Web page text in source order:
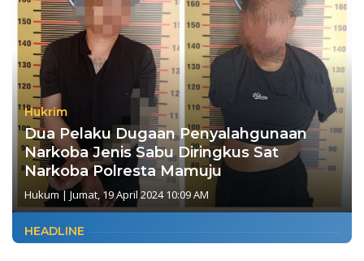
Hukrim
Dua Pelaku Dugaan Penyalahgunaan
Narkoba Jenis Sabu Diringkus Sat
Narkoba Polresta Mamuju
Hukum| Jumat, 19 April 2024 10:09 AM
HEADLINE